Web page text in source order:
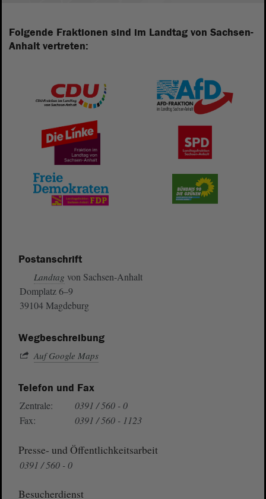
Folgende Fraktionen sind im Landtag von Sachsen-
Anhalt vertreten:
Postanschrift
Landtag von Sachsen-Anhalt
Domplatz 6–9
39104 Magdeburg
Wegbeschreibung
Auf Google Maps
Telefon und Fax
Zentrale:
0391 / 560 - 0
Fax:
0391 / 560 - 1123
Presse- und Öffentlichkeitsarbeit
0391 / 560 - 0
Besucherdienst